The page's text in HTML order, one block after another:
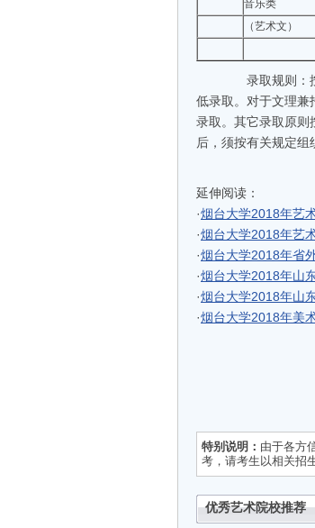
音乐类
（艺术文）
录取规则：按
低录取。对于文理兼
录取。其它录取原则
后，须按有关规定组
延伸阅读：
·烟台大学2018年艺
·烟台大学2018年艺
·烟台大学2018年省
·烟台大学2018年山
·烟台大学2018年山
·烟台大学2018年美
特别说明： 由于各方
考，请考生以相关招
优秀艺术院校推荐